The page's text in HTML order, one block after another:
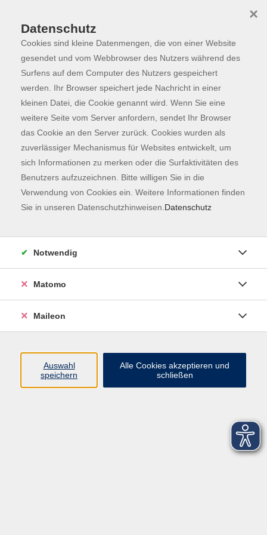
Skip to main content
Programm
Der Kurs konnte nicht gefunden werden.
Kontaktformular
Impressum
AGB
Datenschutzerklärung
Datenschutz
Cookies sind kleine Datenmengen, die von einer Website
gesendet und vom Webbrowser des Nutzers während des
Surfens auf dem Computer des Nutzers gespeichert
werden. Ihr Browser speichert jede Nachricht in einer
kleinen Datei, die Cookie genannt wird. Wenn Sie eine
weitere Seite vom Server anfordern, sendet Ihr Browser
das Cookie an den Server zurück. Cookies wurden als
zuverlässiger Mechanismus für Websites entwickelt, um
sich Informationen zu merken oder die Surfaktivitäten des
Benutzers aufzuzeichnen. Bitte willigen Sie in die
Verwendung von Cookies ein. Weitere Informationen finden
Sie in unseren Datenschutzhinweisen. Datenschutz
×
Notwendig
Matomo
Maileon
Auswahl
speichern
Alle Cookies akzeptieren und
schließen